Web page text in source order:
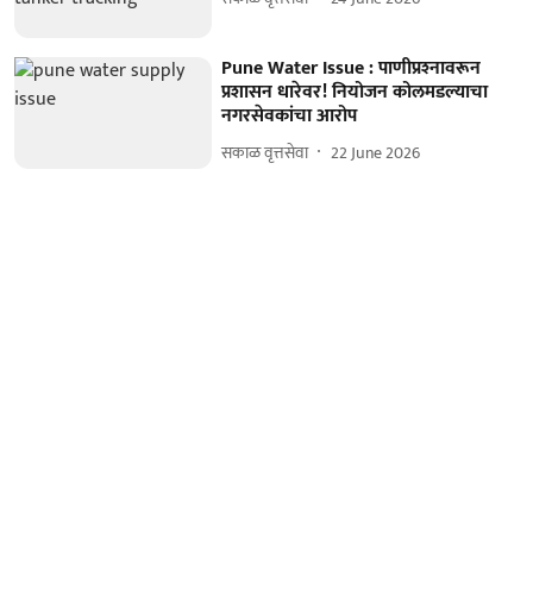
Pune Water Issue : पाणीप्रश्‍नावरून
प्रशासन धारेवर! नियोजन कोलमडल्याचा
नगरसेवकांचा आरोप
सकाळ वृत्तसेवा 22 June 2026